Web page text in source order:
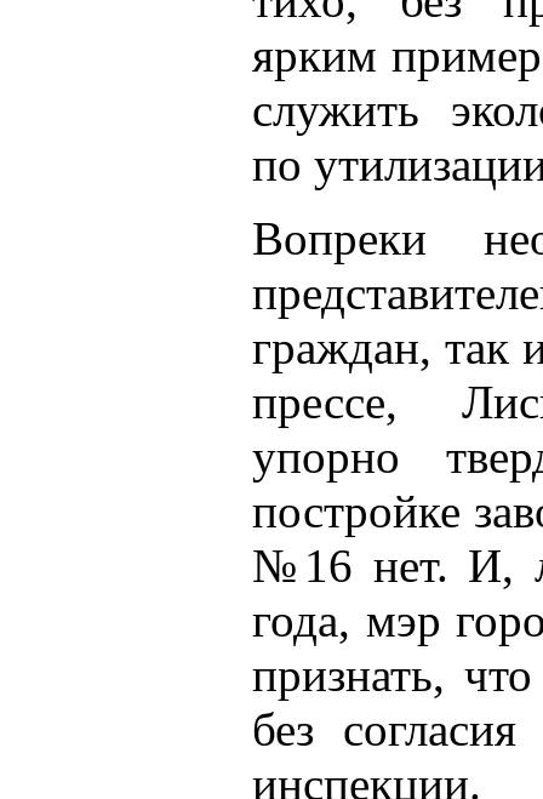
ярким
служить
по
Вопреки
граждан, так
прессе,
упорно
постройке
№16 нет. И,
года, мэр
признать,
без
инспекции.